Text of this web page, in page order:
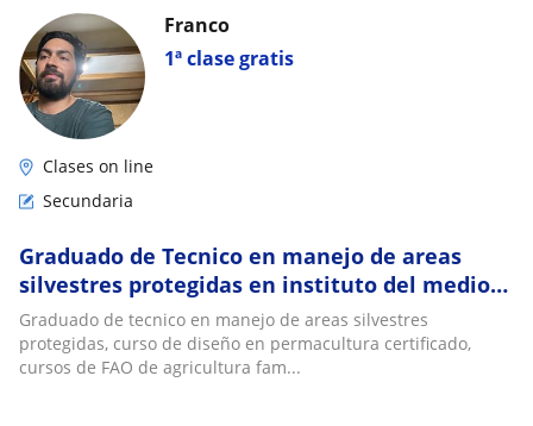
1ª clase gratis
Franco
Clases on line
Secundaria
Graduado de Tecnico en manejo de areas
silvestres protegidas en instituto del medio
ambiente. Clases de medio ambiente chileno
Graduado de tecnico en manejo de areas silvestres
protegidas, curso de diseño en permacultura certificado,
cursos de FAO de agricultura fam...